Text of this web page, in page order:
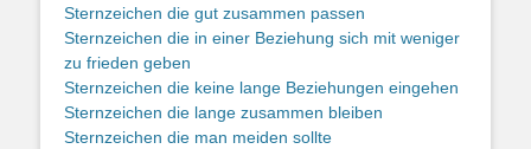
Sternzeichen die gut zusammen passen
Sternzeichen die in einer Beziehung sich mit weniger
zu frieden geben
Sternzeichen die keine lange Beziehungen eingehen
Sternzeichen die lange zusammen bleiben
Sternzeichen die man meiden sollte